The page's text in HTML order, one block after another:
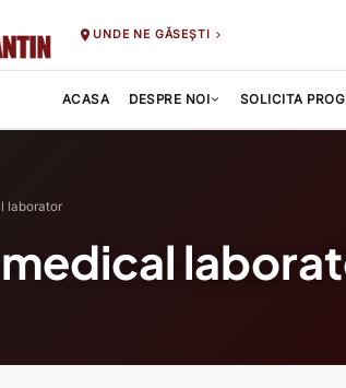
UNDE NE GĂSEȘTI
ACASA DESPRE NOI SOLICITA
laborator